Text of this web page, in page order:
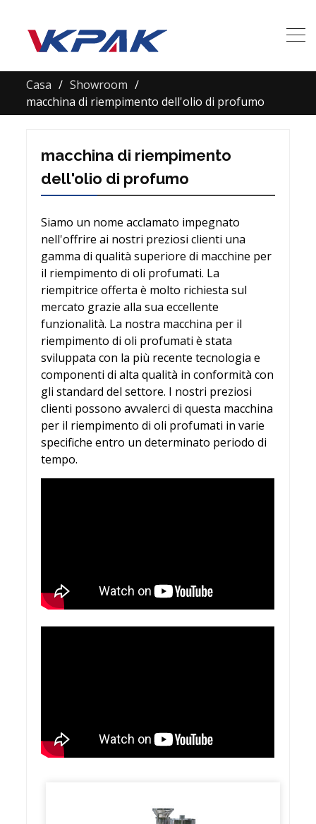
Casa
Showroom
macchina di riempimento dell'olio di profumo
macchina di riempimento
dell'olio di profumo
Siamo un nome acclamato impegnato
nell'offrire ai nostri preziosi clienti una
gamma di qualità superiore di macchine per
il riempimento di oli profumati. La
riempitrice offerta è molto richiesta sul
mercato grazie alla sua eccellente
funzionalità. La nostra macchina per il
riempimento di oli profumati è stata
sviluppata con la più recente tecnologia e
componenti di alta qualità in conformità con
gli standard del settore. I nostri preziosi
clienti possono avvalerci di questa macchina
per il riempimento di oli profumati in varie
specifiche entro un determinato periodo di
tempo.